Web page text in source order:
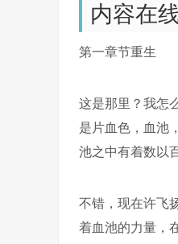
内容在
第一章节重生
这是那里？我怎
是片血色，血池
池之中有着数以
不错，现在许飞
着血池的力量，